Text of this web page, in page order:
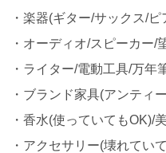
・楽器(ギター/サックス/
・オーディオ/スピーカー/
・ライター/電動工具/万年
・ブランド家具(アンティ
・香水(使っていてもOK)/
・アクセサリー(壊れてい